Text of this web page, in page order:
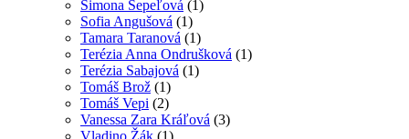
Simona Šepeľová (1)
Sofia Angušová (1)
Tamara Taranová (1)
Terézia Anna Ondrušková (1)
Terézia Sabajová (1)
Tomáš Brož (1)
Tomáš Vepi (2)
Vanessa Zara Kráľová (3)
Vladino Žák (1)